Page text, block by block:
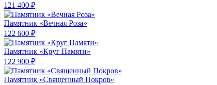
121 400 ₽
Памятник «Вечная Роза»
122 600 ₽
Памятник «Круг Памяти»
122 900 ₽
Памятник «Священный Покров»